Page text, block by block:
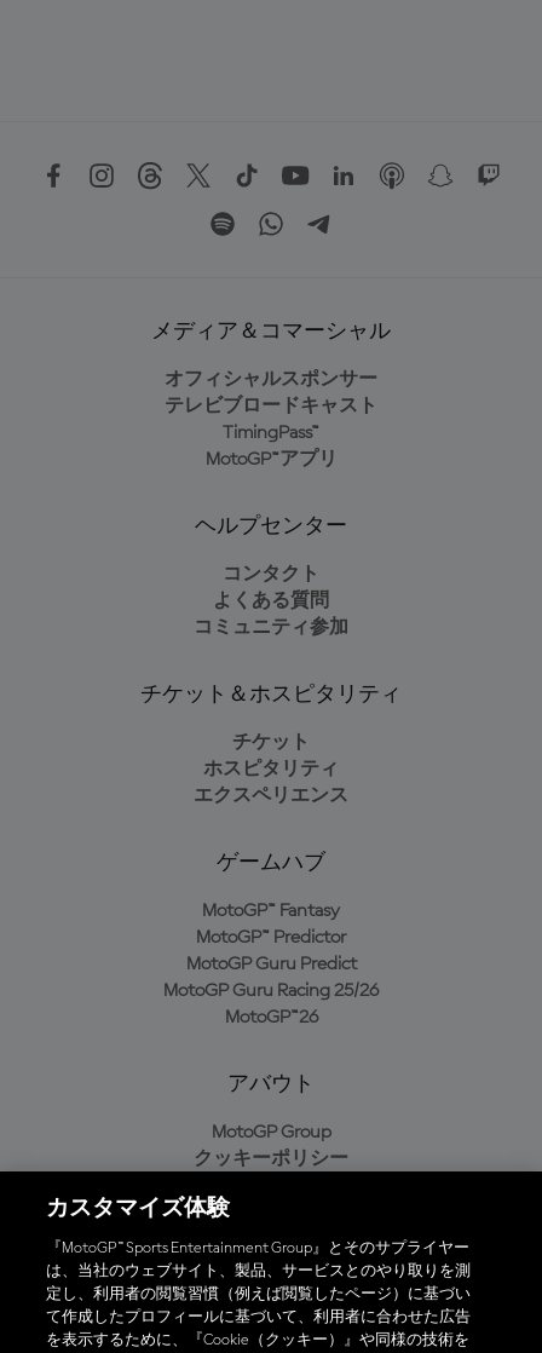
メディア＆コマーシャル
オフィシャルスポンサー
テレビブロードキャスト
TimingPass™
MotoGP™アプリ
ヘルプセンター
コンタクト
よくある質問
コミュニティ参加
チケット＆ホスピタリティ
チケット
ホスピタリティ
エクスペリエンス
ゲームハブ
MotoGP™ Fantasy
MotoGP™ Predictor
MotoGP Guru Predict
MotoGP Guru Racing 25/26
MotoGP™26
アバウト
MotoGP Group
クッキーポリシー
プライバシーポリシー
購入ポリシー
オフィシャルアプリ
カスタマイズ体験
『MotoGP™ Sports Entertainment Group』とそのサプライヤー
は、当社のウェブサイト、製品、サービスとのやり取りを測
定し、利用者の閲覧習慣（例えば閲覧したページ）に基づい
て作成したプロフィールに基づいて、利用者に合わせた広告
を表示するために、『Cookie（クッキー）』や同様の技術を